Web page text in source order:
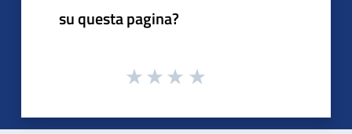
su questa pagina?